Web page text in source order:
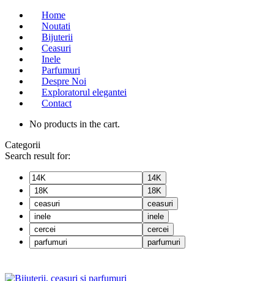
Home
Noutati
Bijuterii
Ceasuri
Inele
Parfumuri
Despre Noi
Exploratorul elegantei
Contact
No products in the cart.
Categorii
Search result for:
14K
18K
ceasuri
inele
cercei
parfumuri